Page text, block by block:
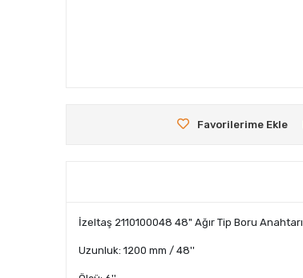
Favorilerime Ekle
İzeltaş 2110100048 48" Ağır Tip Boru Anahtarı
Uzunluk: 1200 mm / 48''